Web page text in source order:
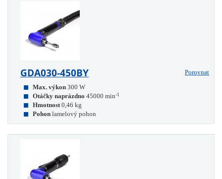
GDA030-450BY
Porovnat
Max. výkon 300 W
Otáčky naprázdno 45000 min-1
Hmotnost 0,46 kg
Pohon lamelový pohon